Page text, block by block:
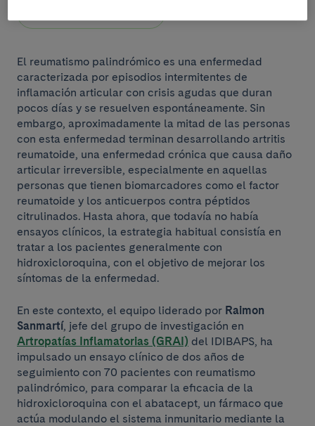
El reumatismo palindrómico es una enfermedad
caracterizada por episodios intermitentes de
inflamación articular con crisis agudas que duran
pocos días y se resuelven espontáneamente. Sin
embargo, aproximadamente la mitad de las personas
con esta enfermedad terminan desarrollando artritis
reumatoide, una enfermedad crónica que causa daño
articular irreversible, especialmente en aquellas
personas que tienen biomarcadores como el factor
reumatoide y los anticuerpos contra péptidos
citrulinados. Hasta ahora, que todavía no había
ensayos clínicos, la estrategia habitual consistía en
tratar a los pacientes generalmente con
hidroxicloroquina, con el objetivo de mejorar los
síntomas de la enfermedad.
En este contexto, el equipo liderado por Raimon
Sanmartí, jefe del grupo de investigación en
Artropatías Inflamatorias (GRAI) del IDIBAPS, ha
impulsado un ensayo clínico de dos años de
seguimiento con 70 pacientes con reumatismo
palindrómico, para comparar la eficacia de la
hidroxicloroquina con el abatacept, un fármaco que
actúa modulando el sistema inmunitario mediante la